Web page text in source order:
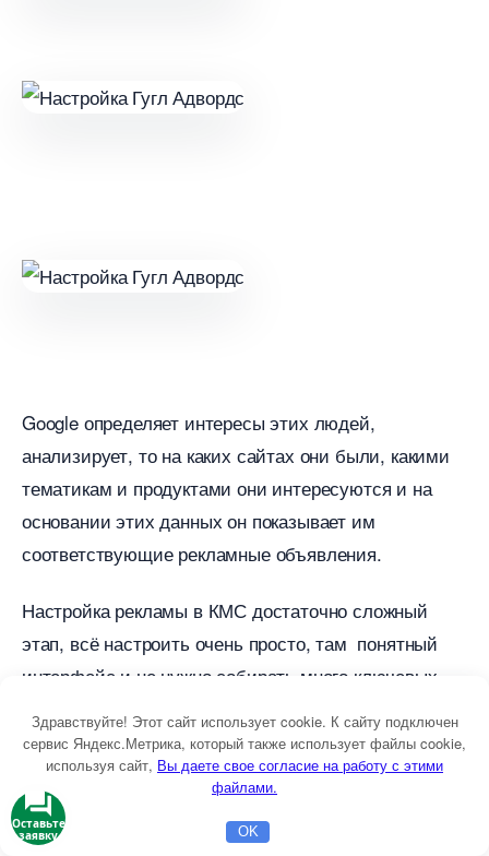
Google определяет интересы этих людей,
анализирует, то на каких сайтах они были, какими
тематикам и продуктами они интересуются и на
основании этих данных он показывает им
соответствующие рекламные объявления.
Настройка рекламы в КМС достаточно сложный
этап, всё настроить очень просто, там понятный
интерфейс и не нужно собирать много ключевых
Однако это именно то место где большинство
рекламодателей запросто сливают свои деньги без
получения какого-либо положительного эффекта.
Здравствуйте! Этот сайт использует cookie. К сайту подключен
сервис Яндекс.Метрика, который также использует файлы cookie,
используя сайт, ы даете свое согласие на работу с этими
файлами.
OK
Оставьте
заявку